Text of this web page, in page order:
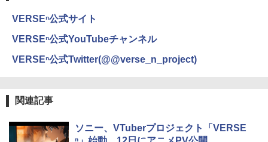
VERSEⁿ公式サイト
VERSEⁿ公式YouTubeチャンネル
VERSEⁿ公式Twitter(@@verse_n_project)
関連記事
ソニー、VTuberプロジェクト「VERSE